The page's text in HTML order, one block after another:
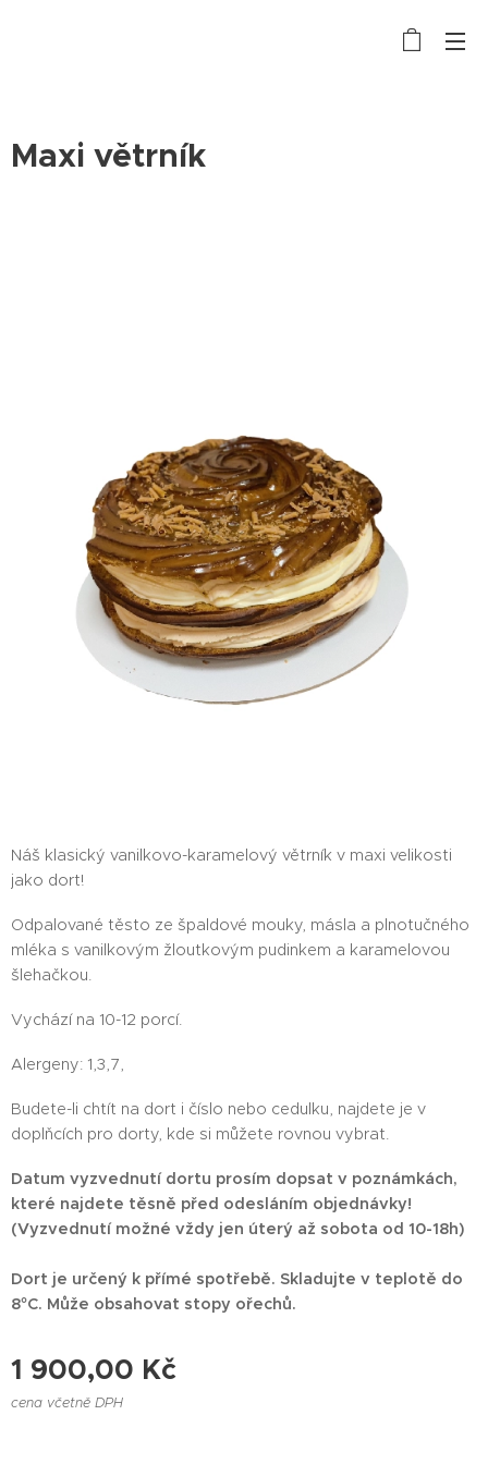
Maxi větrník
Náš klasický vanilkovo-karamelový větrník v maxi velikosti
jako dort!
Odpalované těsto ze špaldové mouky, másla a plnotučného
mléka s vanilkovým žloutkovým pudinkem a karamelovou
šlehačkou.
Vychází na 10-12 porcí.
Alergeny: 1,3,7,
Budete-li chtít na dort i číslo nebo cedulku, najdete je v
doplňcích pro dorty, kde si můžete rovnou vybrat.
Datum vyzvednutí dortu prosím dopsat v poznámkách,
které najdete těsně před odesláním objednávky!
(Vyzvednutí možné vždy jen úterý až sobota od 10-18h)
Dort je určený k přímé spotřebě. Skladujte v teplotě do
8°C. Může obsahovat stopy ořechů.
1 900,00 Kč
cena včetně DPH